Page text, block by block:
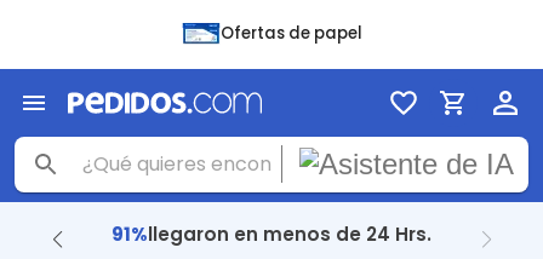
Ofertas de papel
91%llegaron en menos de 24 Hrs.